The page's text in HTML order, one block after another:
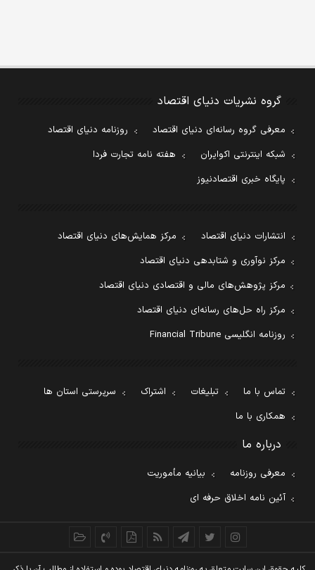
گروه نشریات دنیای اقتصاد
معرفی گروه رسانه‌ای دنیای اقتصاد
روزنامه دنیای اقتصاد
شبکه اینترنتی اکوایران
هفته نامه تجارت فردا
پایگاه خبری اقتصادنیوز
انتشارات دنیای اقتصاد
مرکز همایش‌های دنیای اقتصاد
مرکز نوآوری و شتابدهی دنیای اقتصاد
مرکز پژوهش‌های مالی و اقتصادی دنیای اقتصاد
مرکز راه حل‌های رسانه‌ای دنیای اقتصاد
روزنامه انگلیسی Financial Tribune
تماس با ما تبلیغات اشتراک
سرپرستی استان ها
همکاری با ما
درباره ما
معرفی روزنامه
بیانیه مأموریت
آئین نامه اخلاق حرفه ای